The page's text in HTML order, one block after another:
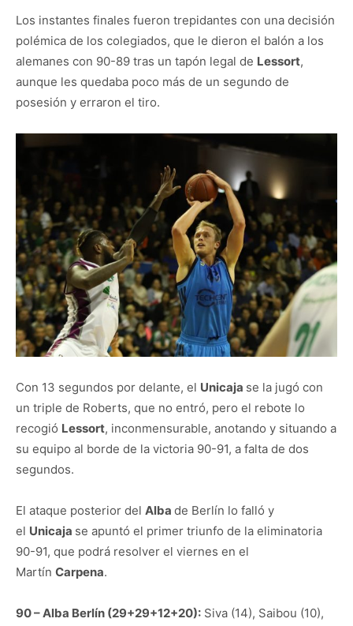
Los instantes finales fueron trepidantes con una decisión
polémica de los colegiados, que le dieron el balón a los
alemanes con 90-89 tras un tapón legal de Lessort,
aunque les quedaba poco más de un segundo de
posesión y erraron el tiro.
Con 13 segundos por delante, el Unicaja se la jugó con
un triple de Roberts, que no entró, pero el rebote lo
recogió Lessort, inconmensurable, anotando y situando a
su equipo al borde de la victoria 90-91, a falta de dos
segundos.
El ataque posterior del Alba de Berlín lo falló y
el Unicaja se apuntó el primer triunfo de la eliminatoria
90-91, que podrá resolver el viernes en el
Martín Carpena.
90 – Alba Berlín (29+29+12+20): Siva (14), Saibou (10),